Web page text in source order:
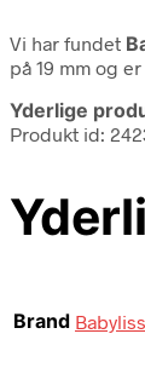
Vi har fundet
på 19 mm og
Yderlige
Produkt id:
Brand Babyliss